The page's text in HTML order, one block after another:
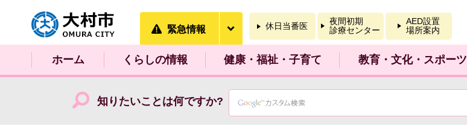
大村市
緊急情報 休日当番医
夜間初期
診療センター
AED設置
場所案内
ホーム くらしの情報 健康・福祉・子育て 教育・文化・スポーツ
知りたいことは何ですか?